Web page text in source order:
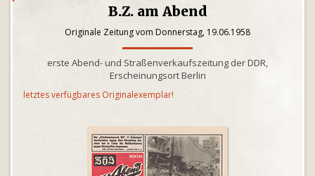
B.Z. am Abend
Originale Zeitung vom Donnerstag, 19.06.1958
erste Abend- und Straßenverkaufszeitung der DDR,
Erscheinungsort Berlin
letztes verfügbares Originalexemplar!